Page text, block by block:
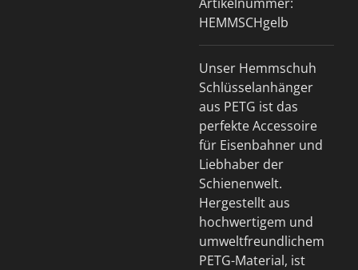
HEMMSCHgelb
Unser Hemmschuh
Schlüsselanhänger
aus PETG ist das
perfekte Accessoire
für Eisenbahner und
Liebhaber der
Schienenwelt.
Hergestellt aus
hochwertigem und
umweltfreundlichem
PETG-Material, ist